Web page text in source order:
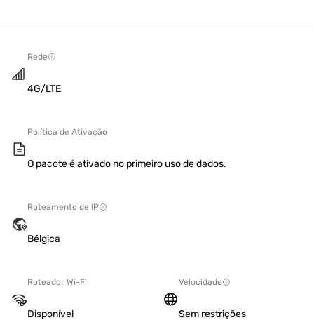
Rede
4G/LTE
Política de Ativação
O pacote é ativado no primeiro uso de dados.
Roteamento de IP
Bélgica
Roteador Wi-Fi
Disponível
Velocidade
Sem restrições